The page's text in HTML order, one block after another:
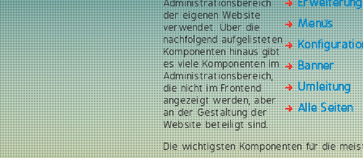
Menüs
Banner
Umleitung
Alle Seiten
Administrationsbereich
der eigenen Website
verwendet. Über die
nachfolgend aufgelisteten
Komponenten hinaus gibt
es viele Komponenten im
Administrationsbereich,
die nicht im Frontend
angezeigt werden, aber
an der Gestaltung der
Website beteiligt sind.
Die wichtigsten Komponenten für die